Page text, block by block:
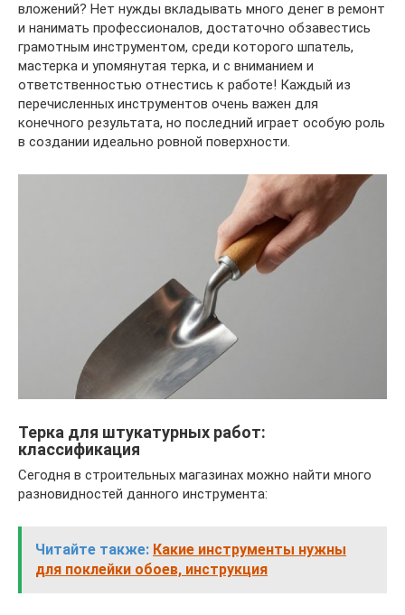
вложений? Нет нужды вкладывать много денег в ремонт
и нанимать профессионалов, достаточно обзавестись
грамотным инструментом, среди которого шпатель,
мастерка и упомянутая терка, и с вниманием и
ответственностью отнестись к работе! Каждый из
перечисленных инструментов очень важен для
конечного результата, но последний играет особую роль
в создании идеально ровной поверхности.
Терка для штукатурных работ:
классификация
Сегодня в строительных магазинах можно найти много
разновидностей данного инструмента:
Читайте также: Какие инструменты нужны
для поклейки обоев, инструкция